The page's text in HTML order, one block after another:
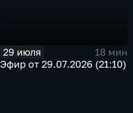
29 июля
18 мин
Эфир от 29.07.2026 (21:10)